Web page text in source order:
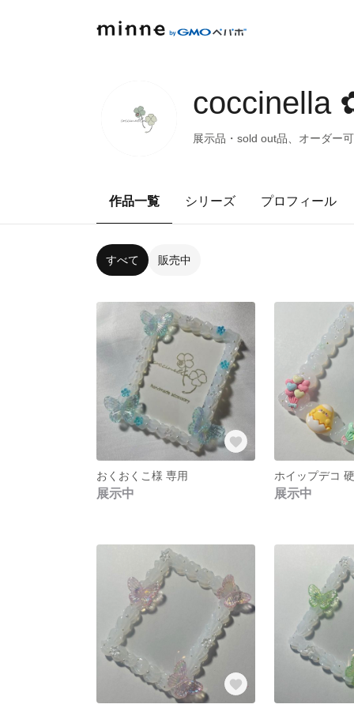
coccinella
展示品・sold out品、オーダー
作品一覧 シリーズ プロフィール
すべて 販売中
おくおくこ様 専用
展示中 展示中